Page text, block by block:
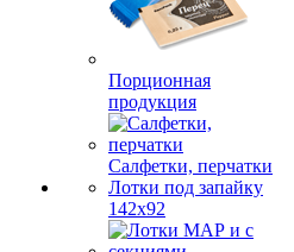
Порционная
продукция
Салфетки, перчатки
Лотки под запайку
142х92